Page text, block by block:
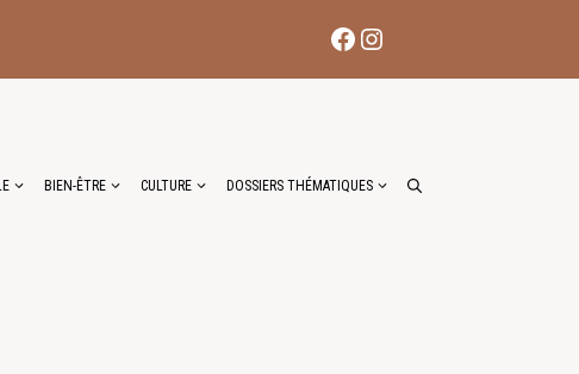
Facebook
Instagram
BIEN-ÊTRE CULTURE DOSSIERS THÉMATIQUES